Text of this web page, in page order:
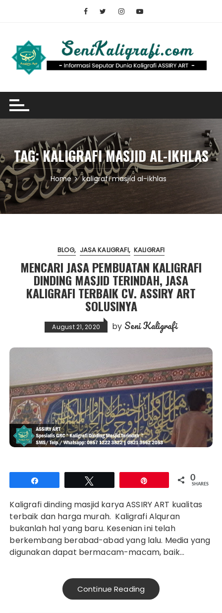
TAG:KALIGRAFI MASJID AL-IKHLAS
Home kaligrafi masjid al-ikhlas
BLOG JASA KALIGRAFI KALIGRAFI
MENCARI JASA PEMBUATAN KALIGRAFI
DINDING MASJID TERINDAH, JASA
KALIGRAFI TERBAIK CV. ASSIRY ART
SOLUSINYA
August 21, 2020 by Seni Kaligrafi
0
SHARES
Kaligrafi dinding masjid karya ASSIRY ART kualitas
terbaik dan harga murah. Kaligrafi Alquran
bukanlah hal yang baru. Kesenian ini telah
berkembang berabad-abad yang lalu. Media yang
digunakan dapat bermacam-macam, baik…
Continue Reading